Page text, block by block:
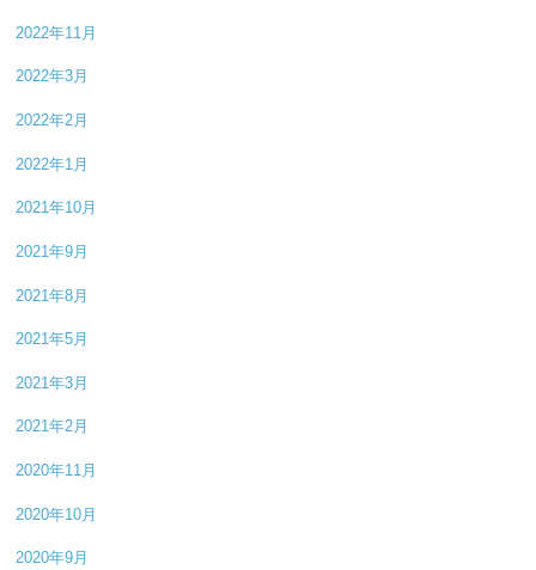
2022年11月
2022年3月
2022年2月
2022年1月
2021年10月
2021年9月
2021年8月
2021年5月
2021年3月
2021年2月
2020年11月
2020年10月
2020年9月